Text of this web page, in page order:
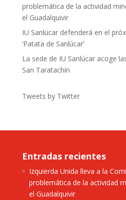
problemática de la actividad
el Guadalquivir
IU Sanlúcar defenderá en el
‘Patata de Sanlúcar’
La sede de IU Sanlúcar acoge
San Taratachín
Tweets by Twitter
Entradas recientes
Izquierda Unida lleva a la
problemática de la actividad
el Guadalquivir